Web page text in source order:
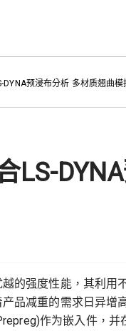
DYNA预浸布分析 多材质翘曲模
LS-
的强度性能，其利用
品减重的需求日异增
作为嵌入件，